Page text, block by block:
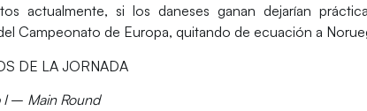
actualmente, si los daneses ganan dejarían
Campeonato de Europa, quitando de ecuación a
DE LA JORNADA
I– Main Round